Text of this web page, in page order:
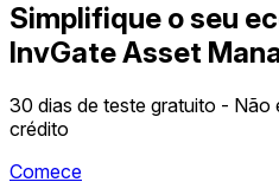
Simplifique o seu
InvGate Asset
30 dias de teste gratuito - Não
crédito
Comece